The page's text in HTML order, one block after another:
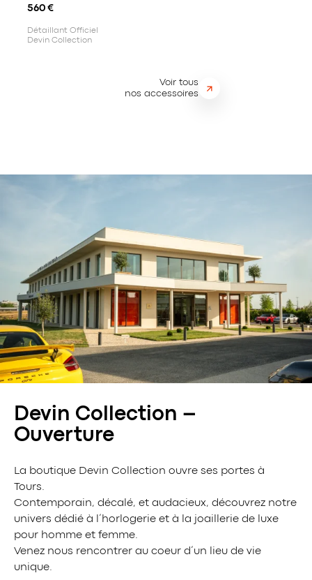
560 €
Détaillant Officiel
Devin Collection
Voir tous
nos accessoires
Devin Collection –
Ouverture
La boutique Devin Collection ouvre ses portes à
Tours.
Contemporain, décalé, et audacieux, découvrez notre
univers dédié à l’horlogerie et à la joaillerie de luxe
pour homme et femme.
Venez nous rencontrer au coeur d’un lieu de vie
unique.